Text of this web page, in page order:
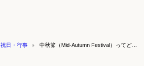
祝日・行事
中秋節（Mid-Autumn Festival）ってどん